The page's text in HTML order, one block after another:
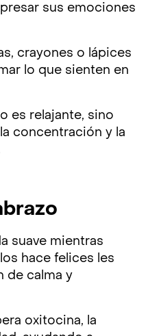
sus emociones
crayones o lápices
lo que sienten en
es relajante, sino
concentración y la
suave mientras
hace felices les
de calma y
oxitocina, la